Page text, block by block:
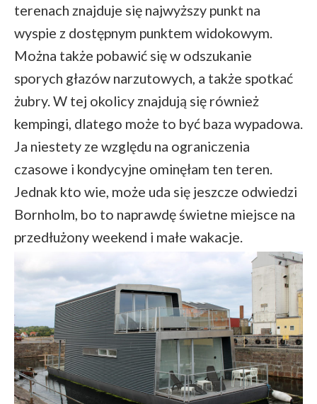
terenach znajduje się najwyższy punkt na
wyspie z dostępnym punktem widokowym.
Można także pobawić się w odszukanie
sporych głazów narzutowych, a także spotkać
żubry. W tej okolicy znajdują się również
kempingi, dlatego może to być baza wypadowa.
Ja niestety ze względu na ograniczenia
czasowe i kondycyjne ominęłam ten teren.
Jednak kto wie, może uda się jeszcze odwiedzi
Bornholm, bo to naprawdę świetne miejsce na
przedłużony weekend i małe wakacje.